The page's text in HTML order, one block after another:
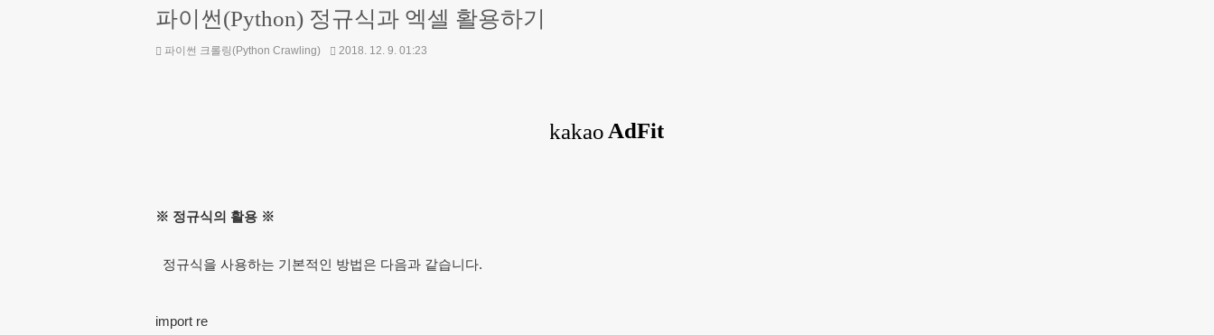
파이썬(Python) 정규식과 엑셀 활용하기
파이썬 크롤링(Python Crawling) 2018. 12. 9. 01:23
※ 정규식의 활용 ※
정규식을 사용하는 기본적인 방법은 다음과 같습니다.
import re